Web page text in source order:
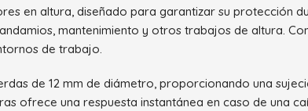
en altura, diseñado para garantizar su protección
mantenimiento y otros trabajos de altura.
de trabajo.
de 12 mm de diámetro, proporcionando una
ofrece una respuesta instantánea en caso de una